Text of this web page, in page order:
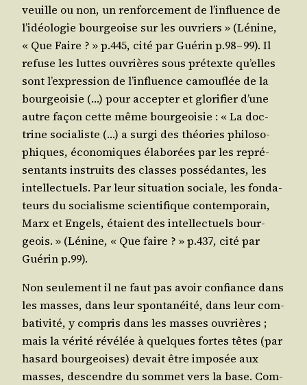
veuille ou non, un ren­for­ce­ment de l’in­fluence de
l’i­déo­lo­gie bour­geoise sur les ouvriers » (Lénine,
« Que Faire ? » p.445, cité par Gué­rin p.98 – 99). Il
refuse les luttes ouvrières sous pré­texte qu’elles
sont l’ex­pres­sion de l’in­fluence camou­flée de la
bour­geoi­sie (…) pour accep­ter et glo­ri­fier d’une
autre façon cette même bour­geoi­sie : « La doc­
trine socia­liste (…) a sur­gi des théo­ries phi­lo­so­
phiques, éco­no­miques éla­bo­rées par les repré­
sen­tants ins­truits des classes pos­sé­dantes, les
intel­lec­tuels. Par leur situa­tion sociale, les fon­da­
teurs du socia­lisme scien­ti­fique contem­po­rain,
Marx et Engels, étaient des intel­lec­tuels bour­
geois. » (Lénine, « Que faire ? » p.437, cité par
Gué­rin p.99).
Non seule­ment il ne faut pas avoir confiance dans
les masses, dans leur spon­ta­néi­té, dans leur com­
ba­ti­vi­té, y com­pris dans les masses ouvrières ;
mais la véri­té révé­lée à quelques fortes têtes (par
hasard bour­geoises) devait être impo­sée aux
masses, des­cendre du som­met vers la base. Com­